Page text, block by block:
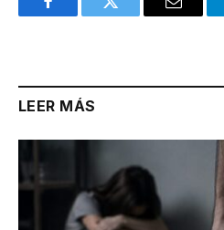
FacebookTwitter Email
LEER MÁS